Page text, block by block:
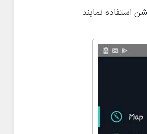
استفاده نمایند.